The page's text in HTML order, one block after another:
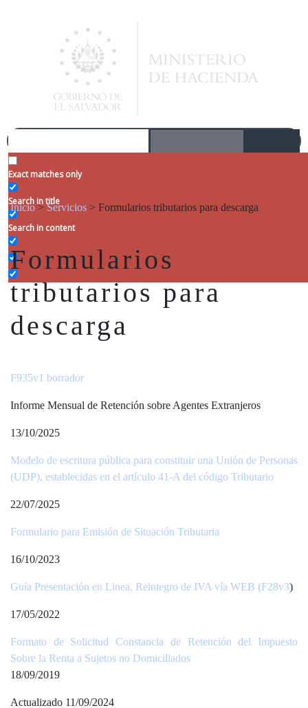
Exact matches only
Search in title
Search in content
Inicio>Servicios > Formularios tributarios para descarga
Formularios
tributarios para
descarga
F935v1 borrador
Informe Mensual de Retención sobre Agentes Extranjeros
13/10/2025
Modelo de escritura pública para constituir una Unión de Personas
(UDP), establecidas en el artículo 41-A del código Tributario
22/07/2025
Formulario para Emisión de Situación Tributaria
16/10/2023
Guía Presentación en Linea, Reintegro de IVA vía WEB (F28v3)
17/05/2022
Formato de Solicitud Constancia de Retención del Impuesto
Sobre la Renta a Sujetos no Domiciliados
18/09/2019
Actualizado 11/09/2024